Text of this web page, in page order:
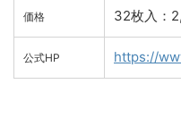
価格 32枚入：
公式HP https://